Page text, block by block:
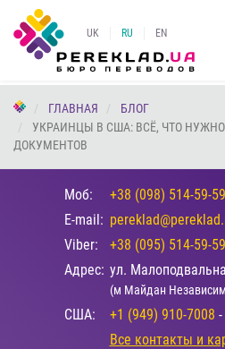
UK RU EN
ГЛАВНАЯ
БЛОГ
УКРАИНЦЫ В США: ВСЁ, ЧТО
ДОКУМЕНТОВ
Моб:
+38 (098) 514-59-59
E-mail:
Viber:
+38 (095) 514-59-59
Адрес: ул.
(м Майдан
США: +1 (949) 910-7008 -
Все контакты и